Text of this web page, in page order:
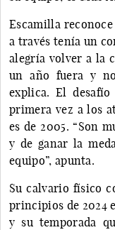
Escamilla
a través tenía un
alegría volver a la
un año fuera y
explica. El
primera vez a los
es de 2005. “Son
y de ganar la
equipo”, apunta.
Su calvario físico
principios de 2024
y su temporada